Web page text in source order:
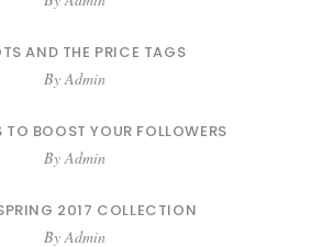
AND THE PRICE TAGS
ByAdmin
TO BOOST YOUR FOLLOWERS
ByAdmin
2017 COLLECTION
ByAdmin